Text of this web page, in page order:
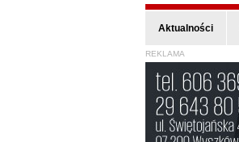
Aktualności
REKLAMA